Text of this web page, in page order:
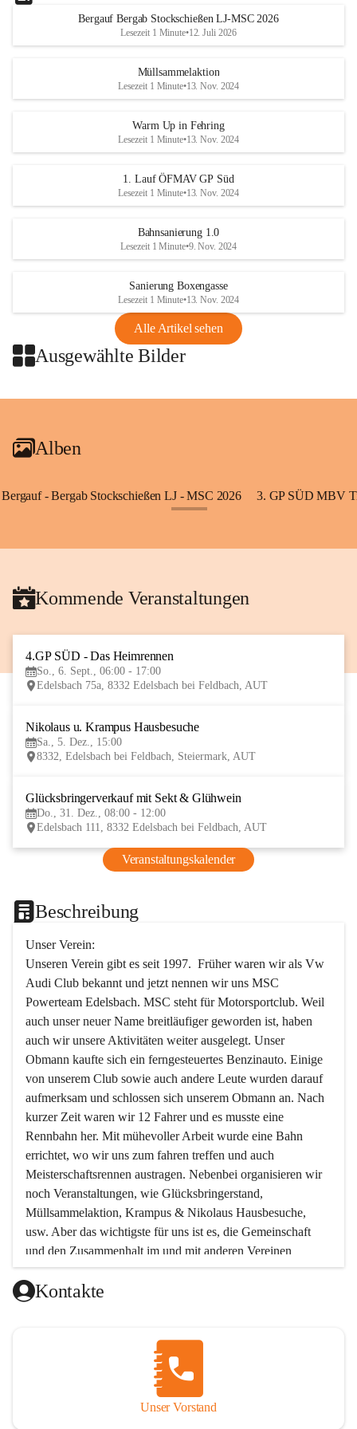
Bergauf Bergab Stockschießen LJ-MSC 2026
Lesezeit 1 Minute•12. Juli 2026
Müllsammelaktion
Lesezeit 1 Minute•13. Nov. 2024
Warm Up in Fehring
Lesezeit 1 Minute•13. Nov. 2024
1. Lauf ÖFMAV GP Süd
Lesezeit 1 Minute•13. Nov. 2024
Bahnsanierung 1.0
Lesezeit 1 Minute•9. Nov. 2024
Sanierung Boxengasse
Lesezeit 1 Minute•13. Nov. 2024
Alle Artikel sehen
Ausgewählte Bilder
+2
Alben
Bergauf - Bergab Stockschießen LJ - MSC 2026 3. GP SÜD MBV
Kommende Veranstaltungen
4.GP SÜD - Das Heimrennen
So., 6. Sept., 06:00 - 17:00
Edelsbach 75a, 8332 Edelsbach bei Feldbach, AUT
Nikolaus u. Krampus Hausbesuche
Sa., 5. Dez., 15:00
8332, Edelsbach bei Feldbach, Steiermark, AUT
Glücksbringerverkauf mit Sekt & Glühwein
Do., 31. Dez., 08:00 - 12:00
Edelsbach 111, 8332 Edelsbach bei Feldbach, AUT
Veranstaltungskalender
Beschreibung
Unser Verein:
Unseren Verein gibt es seit 1997.  Früher waren wir als Vw
Audi Club bekannt und jetzt nennen wir uns MSC
Powerteam Edelsbach. MSC steht für Motorsportclub. Weil
auch unser neuer Name breitläufiger geworden ist, haben
auch wir unsere Aktivitäten weiter ausgelegt. Unser
Obmann kaufte sich ein ferngesteuertes Benzinauto. Einige
von unserem Club sowie auch andere Leute wurden darauf
aufmerksam und schlossen sich unserem Obmann an. Nach
kurzer Zeit waren wir 12 Fahrer und es musste eine
Rennbahn her. Mit mühevoller Arbeit wurde eine Bahn
errichtet, wo wir uns zum fahren treffen und auch
Meisterschaftsrennen austragen. Nebenbei organisieren wir
noch Veranstaltungen, wie Glücksbringerstand,
Müllsammelaktion, Krampus & Nikolaus Hausbesuche,
usw. Aber das wichtigste für uns ist es, die Gemeinschaft
und den Zusammenhalt im und mit anderen Vereinen
aufrecht zu erhalten!!! Möchtest Du uns kennen lernen, oder
unserem Verein beitreten wollen, so melde Dich bei uns !
Unterstützendes Mitglied Eur 12.-
Beinhaltet: Einladung zur Jahreshauptversammlung
Aktives Mitglied Jugend Eur 30.-
Kontakte
Unser Vorstand